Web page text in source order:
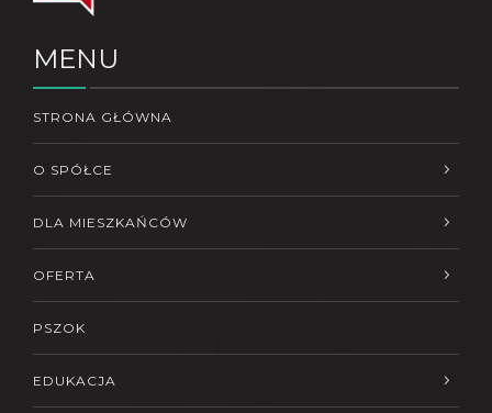
MENU
STRONA GŁÓWNA
O SPÓŁCE
DLA MIESZKAŃCÓW
OFERTA
PSZOK
EDUKACJA